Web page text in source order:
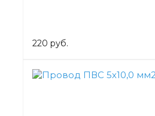
220 руб.